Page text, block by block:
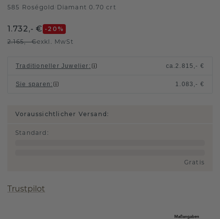
585 Roségold Diamant 0.70 crt
1.732,- € -20 %
2.165,- €exkl. MwSt
Traditioneller Juwelier : ca.2.815,- €
Sie sparen : 1.083,- €
Voraussichtlicher Versand:
Standard :
Gratis
Trustpilot